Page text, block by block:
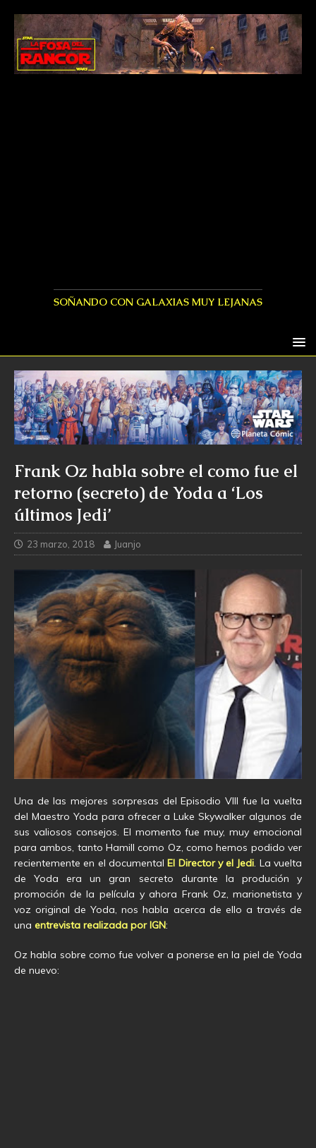
SOÑANDO CON GALAXIAS MUY LEJANAS
Frank Oz habla sobre el como fue el
retorno (secreto) de Yoda a ‘Los
últimos Jedi’
23 marzo, 2018 Juanjo
Una de las mejores sorpresas del Episodio VIII fue la vuelta
del Maestro Yoda para ofrecer a Luke Skywalker algunos de
sus valiosos consejos. El momento fue muy, muy emocional
para ambos, tanto Hamill como Oz, como hemos podido ver
recientemente en el documental El Director y el Jedi. La vuelta
de Yoda era un gran secreto durante la produción y
promoción de la película y ahora Frank Oz, marionetista y
voz original de Yoda, nos habla acerca de ello a través de
una entrevista realizada por IGN:
Oz habla sobre como fue volver a ponerse en la piel de Yoda
de nuevo: